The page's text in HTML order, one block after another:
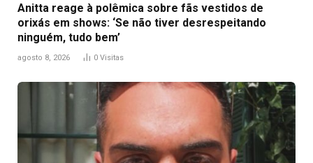
Anitta reage à polêmica sobre fãs vestidos de
orixás em shows: ‘Se não tiver desrespeitando
ninguém, tudo bem’
agosto 8, 2026 0 Visitas